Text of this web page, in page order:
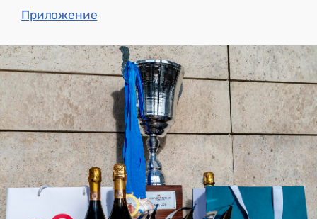
Приложение